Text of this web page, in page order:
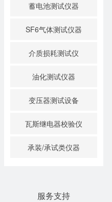
蓄电池测试仪器
SF6气体测试仪器
介质损耗测试仪
油化测试仪器
变压器测试设备
瓦斯继电器校验仪
承装/承试类仪器
服务支持